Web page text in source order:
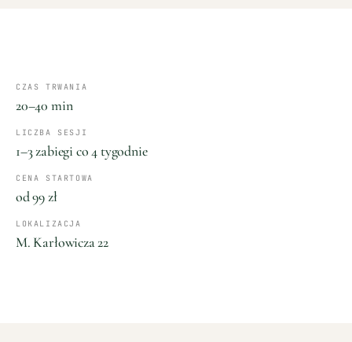
CZAS TRWANIA
20–40 min
LICZBA SESJI
1–3 zabiegi co 4 tygodnie
CENA STARTOWA
od 99 zł
LOKALIZACJA
M. Karłowicza 22